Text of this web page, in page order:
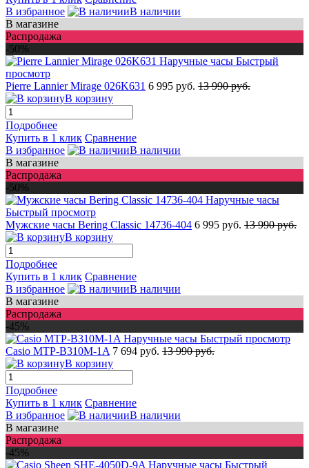
В избранное
В наличии
В магазине
Распродажа
-50%
Быстрый
просмотр
Pierre Lannier Mirage 026K631 6 995 руб. 13 990 руб.
В корзину
Подробнее
Купить в 1 клик Сравнение
В избранное
В наличии
В магазине
Распродажа
-50%
Быстрый просмотр
Мужские часы Bering Classic 14736-404 6 995 руб. 13 990 руб.
В корзину
Подробнее
Купить в 1 клик Сравнение
В избранное
В наличии
В магазине
Распродажа
-45%
Быстрый просмотр
Casio MTP-B310M-1A 7 694 руб. 13 990 руб.
В корзину
Подробнее
Купить в 1 клик Сравнение
В избранное
В наличии
В магазине
Распродажа
-45%
Быстрый